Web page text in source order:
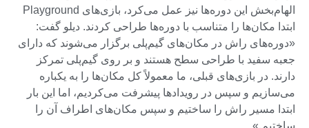
الهام‌بخش این دوره‌ها نیز عمل می‌کرد، بازی‌های Playground
ابتدا مکان‌ها را متناسب با دوره‌ها طراحی کردند. دیلو گفت:
«دوره‌های راش در مکان‌های گیم‌پلی برگزار می‌شوند که دارای
جعبه سفید با طراحی سطح هستند و بر روی گیم‌پلی تمرکز
دارند. در بازی‌های قبلی، ما معمولاً کل مکان‌ها را به یکباره
می‌سازیم و سپس در رویدادها پیشرفت می‌کردیم، اما این بار
ابتدا مسیر راش را ساختیم و سپس مکان‌های اطراف آن را
ساختیم.»